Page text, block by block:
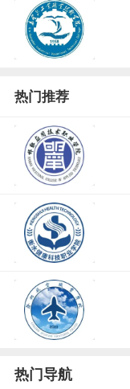
热门推荐
热门导航